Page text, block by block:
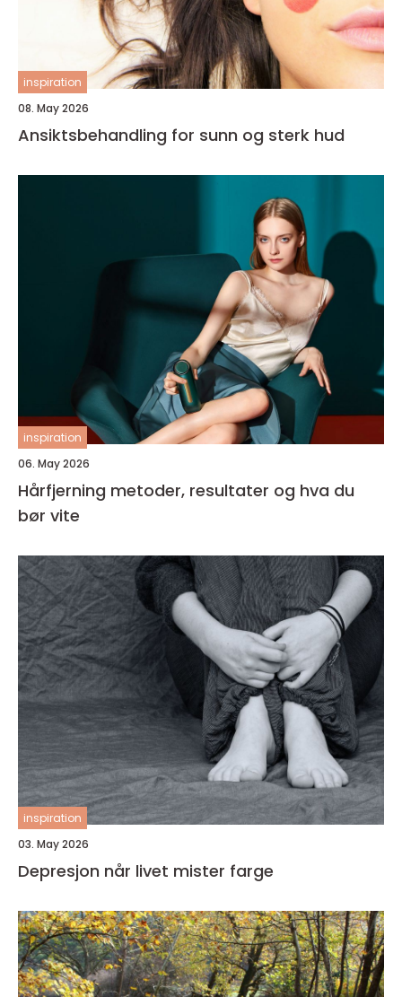
inspiration
08. May 2026
Ansiktsbehandling for sunn og sterk hud
inspiration
06. May 2026
Hårfjerning metoder, resultater og hva du
bør vite
inspiration
03. May 2026
Depresjon når livet mister farge